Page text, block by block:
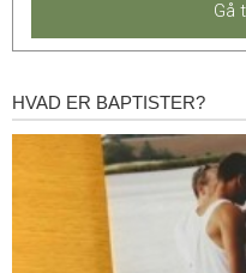
Gå
Hvad
er
HVAD ER BAPTISTER?